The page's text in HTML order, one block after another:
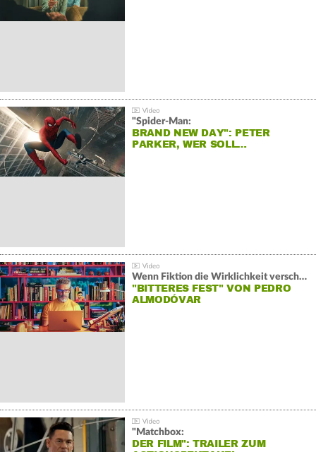
"Spider-Man:
BRAND NEW DAY": PETER
PARKER, WER SOLL…
Wenn Fiktion die Wirklichkeit verschiebt:
"BITTERES FEST" VON PEDRO
ALMODÓVAR
"Matchbox:
DER FILM": TRAILER ZUM